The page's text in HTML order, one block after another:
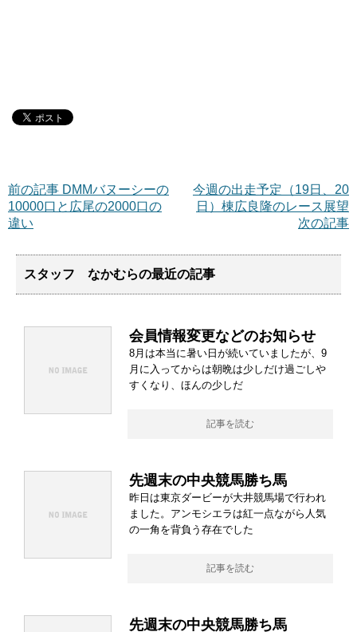
今週の出走予定（19日、20
日）棟広良隆のレース展望
次の記事
前の記事 DMMバヌーシーの
10000口と広尾の2000口の
違い
スタッフ なかむらの最近の記事
会員情報変更などのお知らせ
8月は本当に暑い日が続いていましたが、9
月に入ってからは朝晩は少しだけ過ごしや
すくなり、ほんの少しだ
記事を読む
先週末の中央競馬勝ち馬
昨日は東京ダービーが大井競馬場で行われ
ました。アンモシエラは紅一点ながら人気
の一角を背負う存在でした
記事を読む
先週末の中央競馬勝ち馬